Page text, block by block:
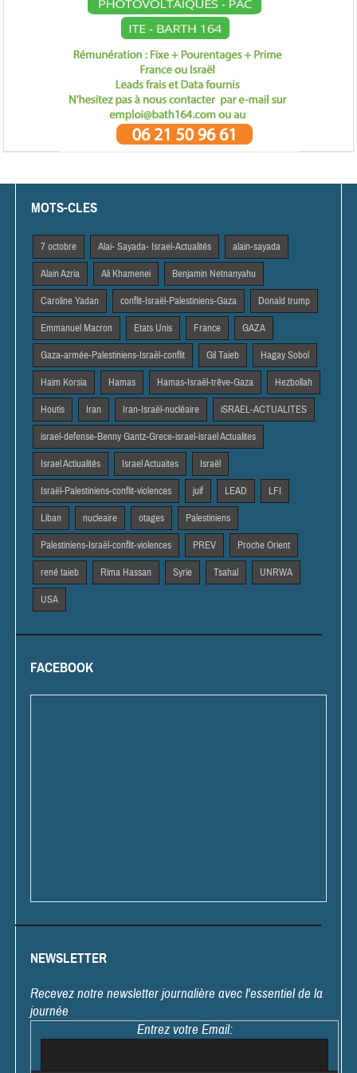
MOTS-CLES
7 octobre Alai- Sayada- Israel-Actualités alain-sayada
Alain Azria Ali Khamenei Benjamin Netnanyahu
Caroline Yadan conflit-Israël-Palestiniens-Gaza Donald trump
Emmanuel Macron Etats Unis France GAZA
Gaza-armée-Palestiniens-Israël-conflit Gil Taieb Hagay Sobol
Haim Korsia Hamas Hamas-Israël-trêve-Gaza Hezbollah
Houtis Iran Iran-Israël-nucléaire iSRAEL-ACTUALITES
israel-defense-Benny Gantz-Grece-israel-israel Actualites
Israel Actiualités Israel Actuaites Israël
Israël-Palestiniens-conflit-violences juif LEAD LFI
Liban nucleaire otages Palestiniens
Palestiniens-Israël-conflit-violences PREV Proche Orient
rené taieb Rima Hassan Syrie Tsahal UNRWA
USA
FACEBOOK
NEWSLETTER
Recevez notre newsletter journalière avec l'essentiel de la
journée
Entrez votre Email: